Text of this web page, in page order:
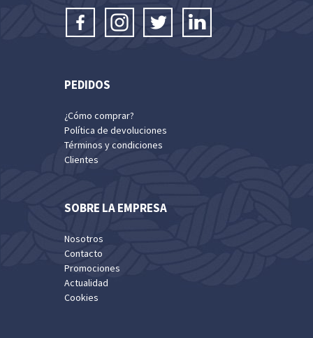
PEDIDOS
¿Cómo comprar?
Política de devoluciones
Términos y condiciones
Clientes
SOBRE LA EMPRESA
Nosotros
Contacto
Promociones
Actualidad
Cookies